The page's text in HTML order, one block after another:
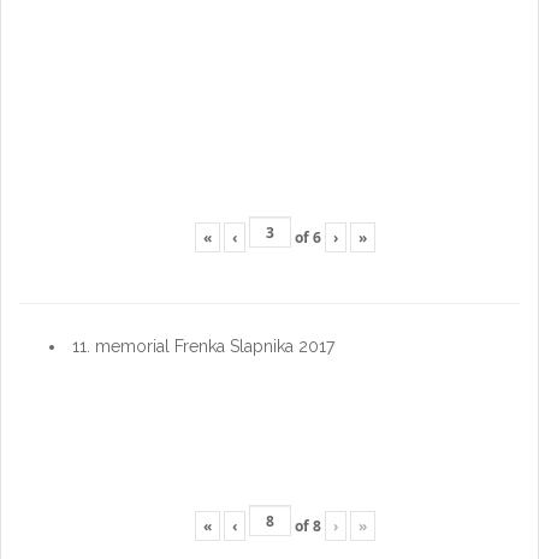
« ‹ of6 › »
11. memorial Frenka Slapnika 2017
« ‹ of8 › »